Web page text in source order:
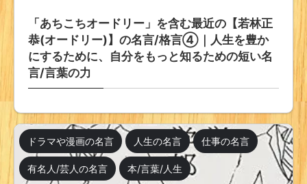
「あちこちオードリー」を含む最近の【若林正
恭(オードリー)】の名言/格言④｜人生を豊か
にするために、自分をもっと知るための短い名
言/言葉の力
ドラマや漫画の名言 人生の名言 仕事の名言
有名人/芸人の名言 本/言葉/人生